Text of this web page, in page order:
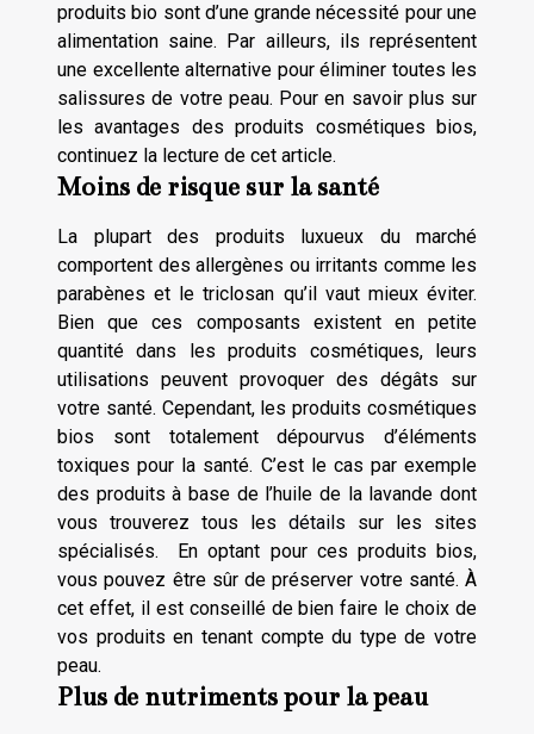
produits bio sont d’une grande nécessité pour une
alimentation saine. Par ailleurs, ils représentent
une excellente alternative pour éliminer toutes les
salissures de votre peau. Pour en savoir plus sur
les avantages des produits cosmétiques bios,
continuez la lecture de cet article.
Moins de risque sur la santé
La plupart des produits luxueux du marché
comportent des allergènes ou irritants comme les
parabènes et le triclosan qu’il vaut mieux éviter.
Bien que ces composants existent en petite
quantité dans les produits cosmétiques, leurs
utilisations peuvent provoquer des dégâts sur
votre santé. Cependant, les produits cosmétiques
bios sont totalement dépourvus d’éléments
toxiques pour la santé. C’est le cas par exemple
des produits à base de l’huile de la lavande dont
vous trouverez tous les détails sur les sites
spécialisés. En optant pour ces produits bios,
vous pouvez être sûr de préserver votre santé. À
cet effet, il est conseillé de bien faire le choix de
vos produits en tenant compte du type de votre
peau.
Plus de nutriments pour la peau